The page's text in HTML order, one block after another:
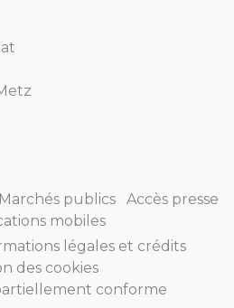
Marchés publics
Accès presse
mobiles
légales et crédits
des cookies
conforme